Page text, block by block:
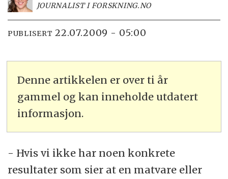
JOURNALIST I FORSKNING.NO
PUBLISERT 22.07.2009 - 05:00
Denne artikkelen er over ti år
gammel og kan inneholde utdatert
informasjon.
- Hvis vi ikke har noen konkrete
resultater som sier at en matvare eller